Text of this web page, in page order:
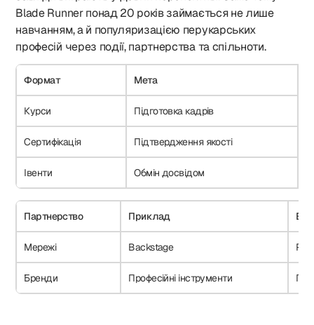
Blade Runner понад 20 років займається не лише
навчанням, а й популяризацією перукарських
професій через події, партнерства та спільноти.
Формат Мета
Курси Підготовка кадрів
Сертифікація Підтвердження якості
Івенти Обмін досвідом
Партнерство Приклад
Мережі Backstage
Бренди Професійні інструменти